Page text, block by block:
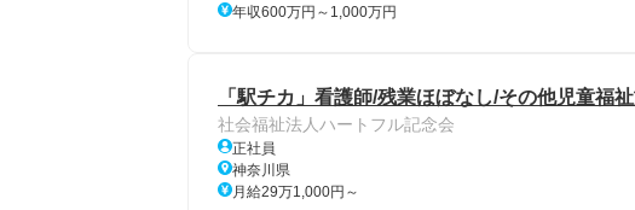
年収600万円～1,000万円
「駅チカ」看護師/残業ほぼなし/その他児童福
社会福祉法人ハートフル記念会
正社員
神奈川県
月給29万1,000円～